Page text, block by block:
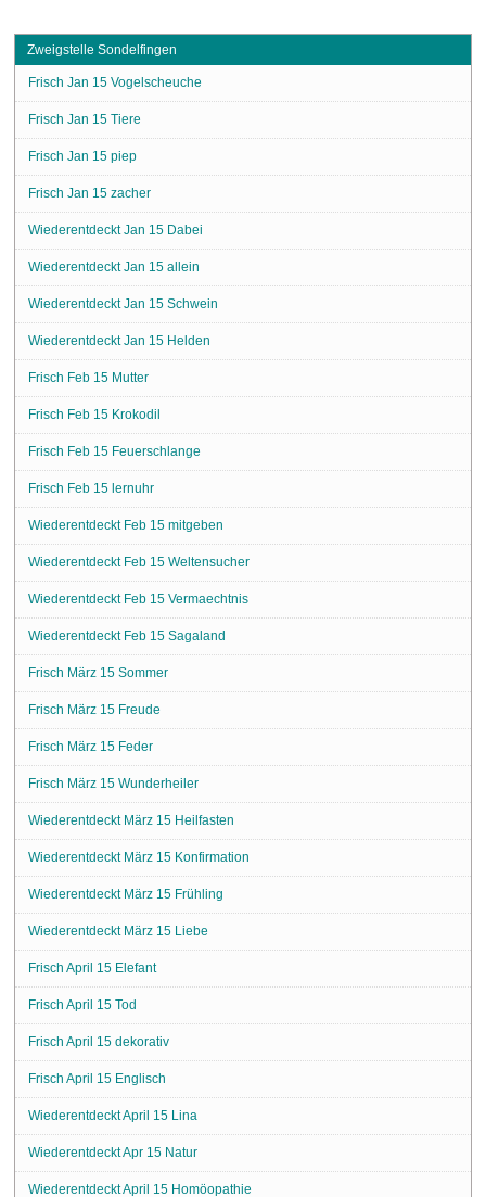
Zweigstelle Sondelfingen
Frisch Jan 15 Vogelscheuche
Frisch Jan 15 Tiere
Frisch Jan 15 piep
Frisch Jan 15 zacher
Wiederentdeckt Jan 15 Dabei
Wiederentdeckt Jan 15 allein
Wiederentdeckt Jan 15 Schwein
Wiederentdeckt Jan 15 Helden
Frisch Feb 15 Mutter
Frisch Feb 15 Krokodil
Frisch Feb 15 Feuerschlange
Frisch Feb 15 lernuhr
Wiederentdeckt Feb 15 mitgeben
Wiederentdeckt Feb 15 Weltensucher
Wiederentdeckt Feb 15 Vermaechtnis
Wiederentdeckt Feb 15 Sagaland
Frisch März 15 Sommer
Frisch März 15 Freude
Frisch März 15 Feder
Frisch März 15 Wunderheiler
Wiederentdeckt März 15 Heilfasten
Wiederentdeckt März 15 Konfirmation
Wiederentdeckt März 15 Frühling
Wiederentdeckt März 15 Liebe
Frisch April 15 Elefant
Frisch April 15 Tod
Frisch April 15 dekorativ
Frisch April 15 Englisch
Wiederentdeckt April 15 Lina
Wiederentdeckt Apr 15 Natur
Wiederentdeckt April 15 Homöopathie